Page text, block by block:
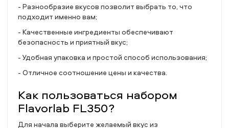
- Разнообразие вкусов позволит выбрать то, что
подходит именно вам;
- Качественные ингредиенты обеспечивают
безопасность и приятный вкус;
- Удобная упаковка и простой способ использования;
- Отличное соотношение цены и качества.
Как пользоваться набором
Flavorlab FL350?
Для начала выберите желаемый вкус из